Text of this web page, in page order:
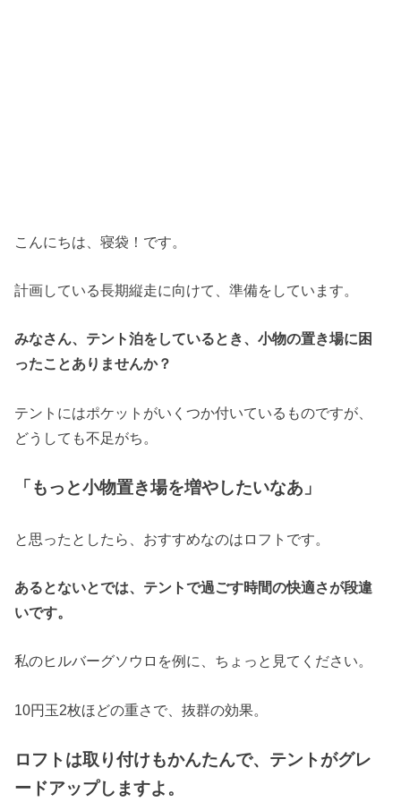
こんにちは、寝袋！です。
計画している長期縦走に向けて、準備をしています。
みなさん、テント泊をしているとき、小物の置き場に困
ったことありませんか？
テントにはポケットがいくつか付いているものですが、
どうしても不足がち。
「もっと小物置き場を増やしたいなあ」
と思ったとしたら、おすすめなのはロフトです。
あるとないとでは、テントで過ごす時間の快適さが段違
いです。
私のヒルバーグソウロを例に、ちょっと見てください。
10円玉2枚ほどの重さで、抜群の効果。
ロフトは取り付けもかんたんで、テントがグレ
ードアップしますよ。